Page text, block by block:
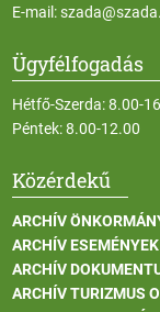
E-mail:
Ügyfélfogadás
Hétfő-Szerda: 8.00-
Péntek: 8.00-12.00
Közérdekű
ARCHÍV
ARCHÍV
ARCHÍV
ARCHÍV TURIZMUS